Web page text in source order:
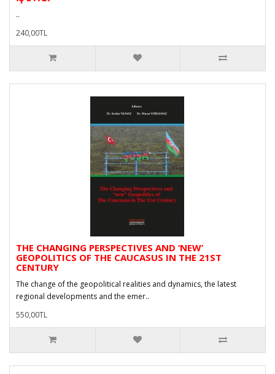
..
240,00TL
THE CHANGING PERSPECTIVES AND ‘NEW’
GEOPOLITICS OF THE CAUCASUS IN THE 21ST
CENTURY
The change of the geopolitical realities and dynamics, the latest
regional developments and the emer..
550,00TL